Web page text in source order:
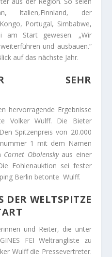
Italien,Finnland, der
Portugal, Simbabwe,
am Start gewesen. „Wir
und ausbauen.“
auf das nächste Jahr.
SEHR
hervorragende Ergebnisse
Volker Wulff. Die Bieter
Spitzenpreis von 20.000
1 mit dem Namen
Cornet Obolenskyaus einer
Fohlenauktion sei fester
Berlin betonte Wulff.
DER WELTSPITZE
und Reiter, die unter
FEI Weltrangliste zu
Wulff die Pressevertreter.